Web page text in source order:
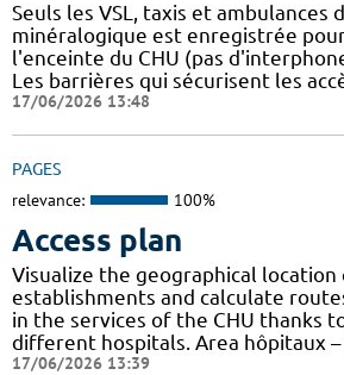
Seuls les VSL, taxis et ambulances
minéralogique est enregistrée
l'enceinte du CHU (pas
Les barrières qui sécurisent les
17/06/2026 13:48
PAGES
relevance: 100%
Access plan
Visualize the geographical location
establishments and calculate
in the services of the CHU thanks
different hospitals. Area hôpitaux
17/06/2026 13:39